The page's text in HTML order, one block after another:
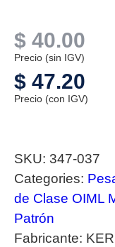
$ 40.00
Precio (sin IGV)
$ 47.20
Precio (con IGV)
SKU: 347-037
Categories:
de Clase OIML
Patrón
Fabricante: